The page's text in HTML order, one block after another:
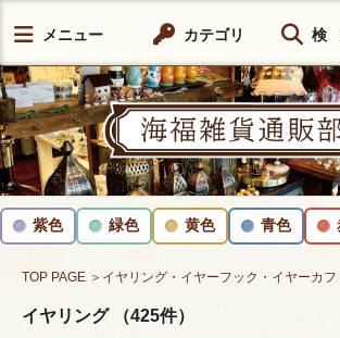
メニュー カテゴリ 検
紫色 緑色 黄色 青色
TOP PAGE ＞イヤリング・イヤーフック・イヤーカフ
イヤリング （425件）